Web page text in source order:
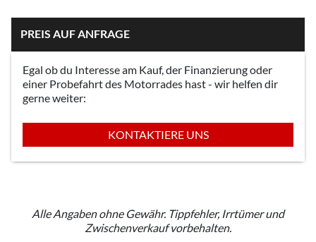
PREIS AUF ANFRAGE
Egal ob du Interesse am Kauf, der Finanzierung oder
einer Probefahrt des Motorrades hast - wir helfen dir
gerne weiter:
KONTAKTIERE UNS
Alle Angaben ohne Gewähr. Tippfehler, Irrtümer und
Zwischenverkauf vorbehalten.